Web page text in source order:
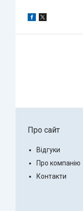
Про сайт
Відгуки
Про компанію
Контакти